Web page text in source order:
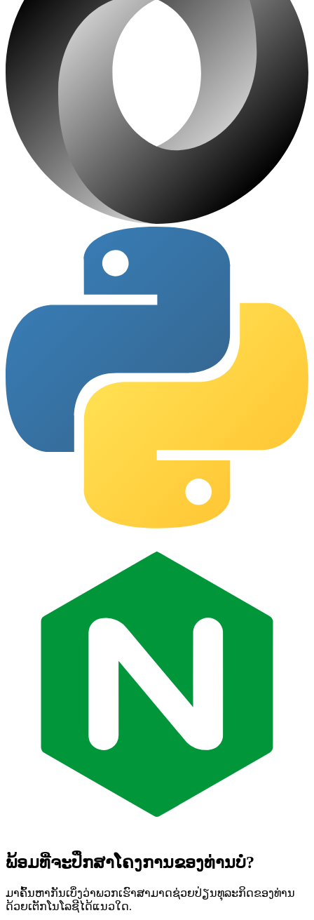
ພ້ອມທີ່ຈະປຶກສາໂຄງການຂອງທ່ານບໍ?
ມາຄົ້ນຫາກັນເບິ່ງວ່າພວກເຮົາສາມາດຊ່ວຍປ່ຽນທຸລະກິດຂອງທ່ານ
ດ້ວຍເຕັກໂນໂລຊີໄດ້ແນວໃດ.